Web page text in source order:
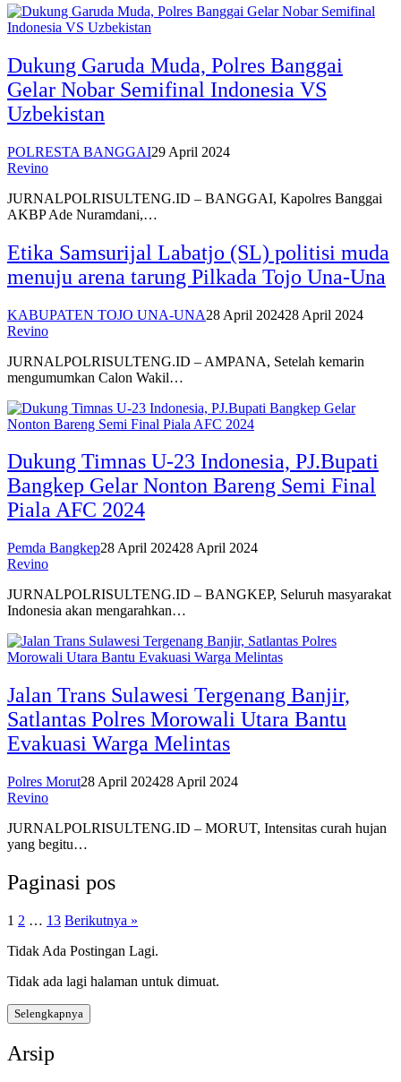
Dukung Garuda Muda, Polres Banggai
Gelar Nobar Semifinal Indonesia VS
Uzbekistan
POLRESTA BANGGAI29 April 2024
Revino
JURNALPOLRISULTENG.ID – BANGGAI, Kapolres Banggai
AKBP Ade Nuramdani,…
Etika Samsurijal Labatjo (SL) politisi muda
menuju arena tarung Pilkada Tojo Una-Una
KABUPATEN TOJO UNA-UNA28 April 202428 April 2024
Revino
JURNALPOLRISULTENG.ID – AMPANA, Setelah kemarin
mengumumkan Calon Wakil…
Dukung Timnas U-23 Indonesia, PJ.Bupati
Bangkep Gelar Nonton Bareng Semi Final
Piala AFC 2024
Pemda Bangkep28 April 202428 April 2024
Revino
JURNALPOLRISULTENG.ID – BANGKEP, Seluruh masyarakat
Indonesia akan mengarahkan…
Jalan Trans Sulawesi Tergenang Banjir,
Satlantas Polres Morowali Utara Bantu
Evakuasi Warga Melintas
Polres Morut28 April 202428 April 2024
Revino
JURNALPOLRISULTENG.ID – MORUT, Intensitas curah hujan
yang begitu…
Paginasi pos
1 2 … 13 Berikutnya »
Tidak Ada Postingan Lagi.
Tidak ada lagi halaman untuk dimuat.
Selengkapnya
Arsip